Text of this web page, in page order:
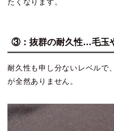
たくなります。
③：抜群の耐久性…毛玉
耐久性も申し分ないレベルで
が全然ありません。